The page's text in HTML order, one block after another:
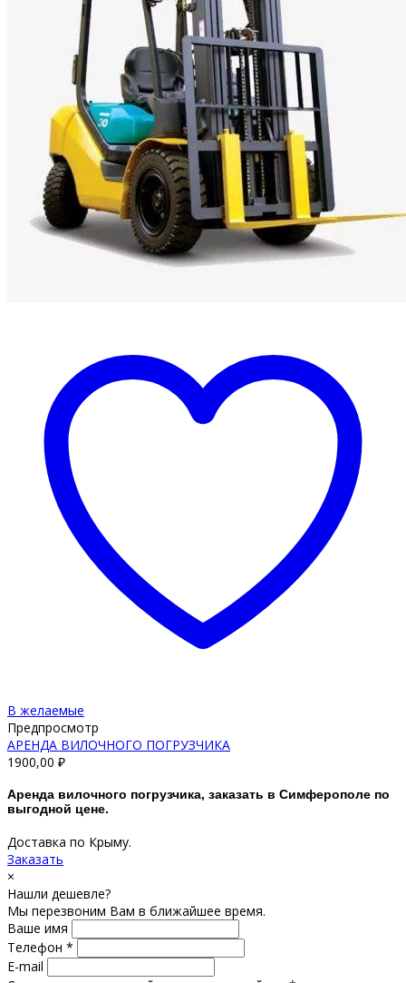
В желаемые
Предпросмотр
АРЕНДА ВИЛОЧНОГО ПОГРУЗЧИКА
1900,00 ₽
Аренда вилочного погрузчика, заказать в Симферополе по
выгодной цене.
Доставка по Крыму.
Заказать
×
Нашли дешевле?
Мы перезвоним Вам в ближайшее время.
Ваше имя
Телефон *
E-mail